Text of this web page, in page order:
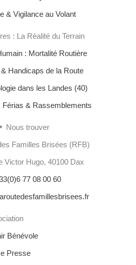
& Vigilance au Volant
: La Réalité du Terrain
: Mortalité Routière
Handicaps de la Route
dans les Landes (40)
Férias & Rassemblements
Nous trouver
Familles Brisées (RFB)
Victor Hugo, 40100 Dax
77 08 00 60
Bénévole
Presse